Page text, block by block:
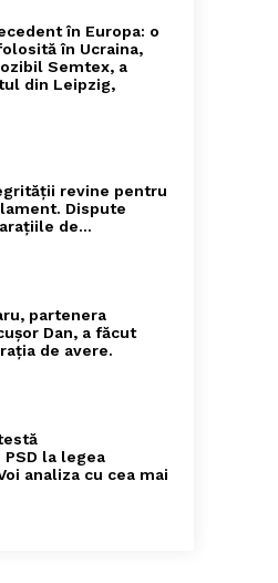
în Europa: o
în Ucraina,
Semtex, a
din Leipzig,
revine pentru
Dispute
de…
partenera
Dan, a făcut
de avere.
la legea
analiza cu cea mai